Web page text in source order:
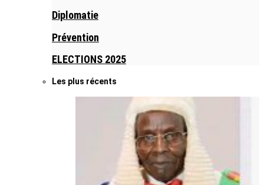
Diplomatie
Prévention
ELECTIONS 2025
Les plus récents